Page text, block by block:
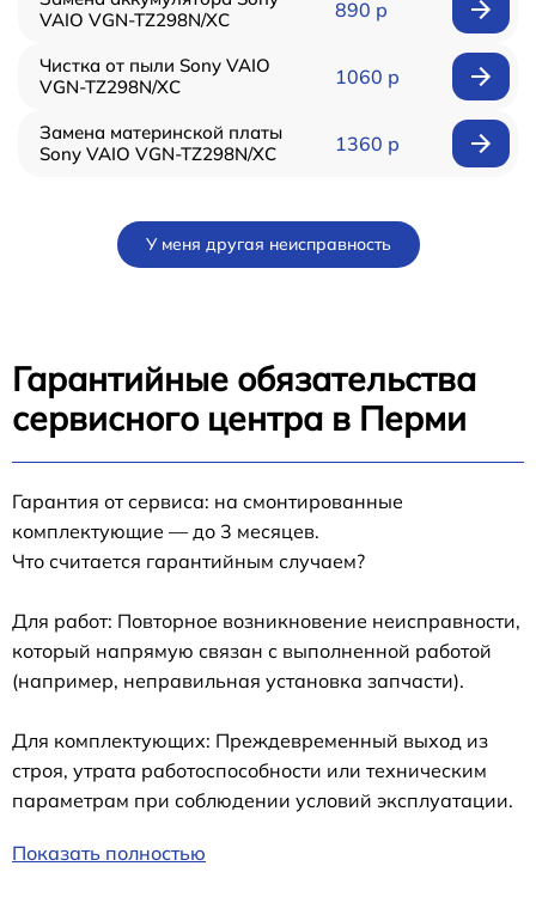
VAIO VGN-TZ298N/XC
890 р
Чистка от пыли Sony VAIO
VGN-TZ298N/XC
1060 р
Замена материнской платы
Sony VAIO VGN-TZ298N/XC
1360 р
У меня другая неисправность
Гарантийные обязательства
сервисного центра в Перми
Гарантия от сервиса: на смонтированные
комплектующие — до 3 месяцев.
Что считается гарантийным случаем?
Для работ: Повторное возникновение неисправности,
который напрямую связан с выполненной работой
(например, неправильная установка запчасти).
Для комплектующих: Преждевременный выход из
строя, утрата работоспособности или техническим
параметрам при соблюдении условий эксплуатации.
Показать полностью